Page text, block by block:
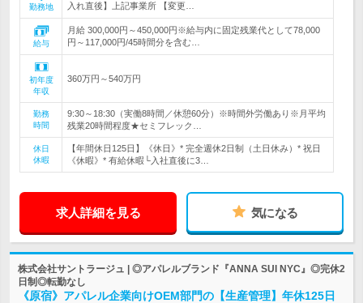
勤務地
入れ直後】上記事業所 【変更…
給与
月給 300,000円～450,000円※給与内に固定残業代として78,000
円～117,000円/45時間分を含む…
初年度
年収
360万円～540万円
勤務
時間
9:30～18:30（実働8時間／休憩60分）※時間外労働あり※月平均
残業20時間程度★セミフレック…
休日
休暇
【年間休日125日】《休日》* 完全週休2日制（土日休み）* 祝日
《休暇》* 有給休暇└入社直後に3…
求人詳細を見る 気になる
株式会社サントラージュ | ◎アパレルブランド『ANNA SUI NYC』◎完休2
日制◎転勤なし
《原宿》アパレル企業向けOEM部門の【生産管理】年休125日